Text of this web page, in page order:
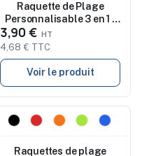
Raquette de Plage
Personnalisable 3 en 1 -
Pecter
3,90 €
4,68 € TTC
Voir le produit
Nouveau
Raquettes de plage